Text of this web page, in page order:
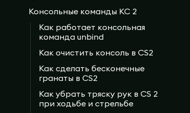
Консольные команды КС 2
Как работает консольная
команда unbind
Как очистить консоль в CS2
Как сделать бесконечные
гранаты в CS2
Как убрать тряску рук в CS 2
при ходьбе и стрельбе